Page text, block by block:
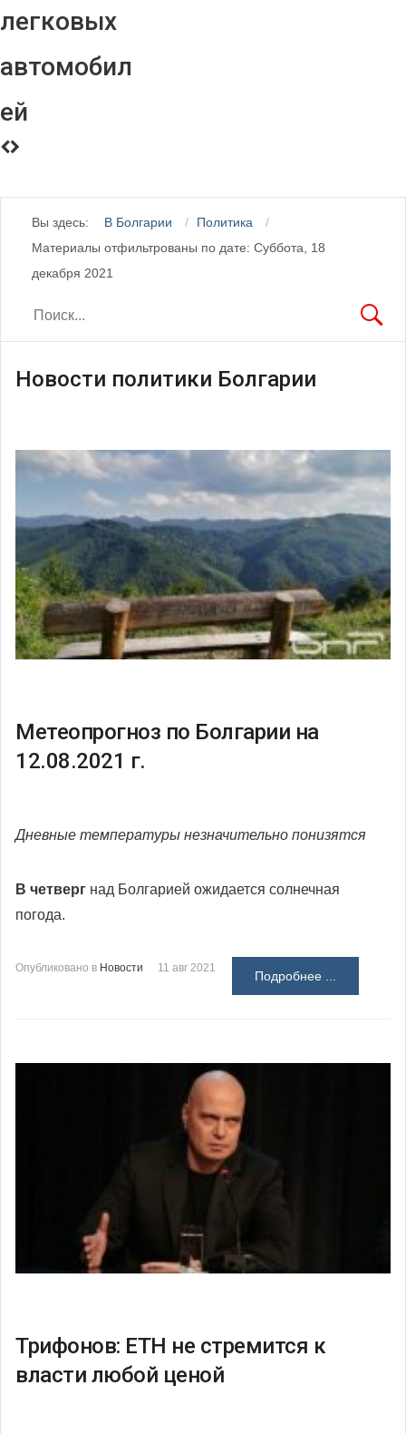
легковых
автомобил
ей
Вы здесь: В Болгарии
Политика
Материалы отфильтрованы по дате: Суббота, 18
декабря 2021
Новости политики Болгарии
Метеопрогноз по Болгарии на
12.08.2021 г.
Дневные температуры незначительно понизятся
В четверг над Болгарией ожидается солнечная
погода.
Опубликовано в Новости 11 авг 2021
Подробнее ...
Трифонов: ЕТН не стремится к
власти любой ценой